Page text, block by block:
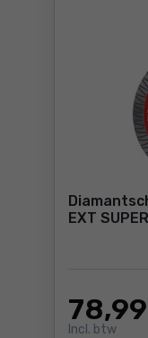
EXT
78
Incl. btw